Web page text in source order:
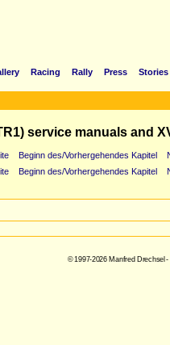
Racing Rally Press Stories
service manuals and
Beginn des/Vorhergehendes Kapitel
Beginn des/Vorhergehendes Kapitel
© 1997-2026 Manfred Drechsel